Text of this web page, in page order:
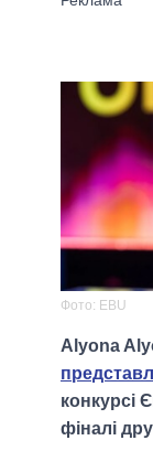
Фото: EBU
Alyona
конкурсі
фіналі